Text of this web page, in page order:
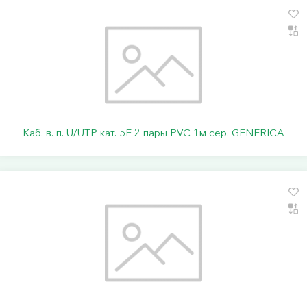
Каб. в. п. U/UTP кат. 5E 2 пары PVC 1м сер. GENERICA